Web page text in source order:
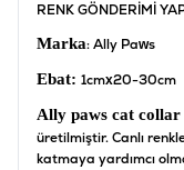
RENK GÖNDERİMİ
Marka: Ally Paws
Ebat: 1cmx20-30cm
Ally paws cat collar
üretilmiştir. Canlı
katmaya yardımcı